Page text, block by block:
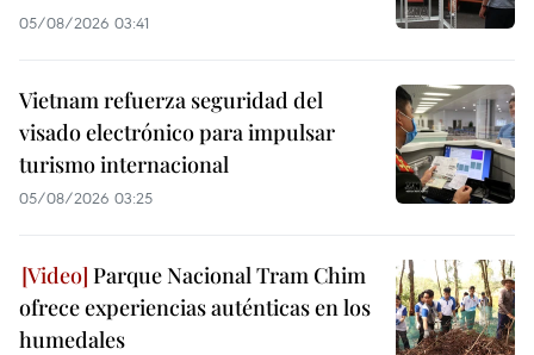
05/08/2026 03:41
Vietnam refuerza seguridad del
visado electrónico para impulsar
turismo internacional
05/08/2026 03:25
Parque Nacional Tram Chim
ofrece experiencias auténticas en los
humedales